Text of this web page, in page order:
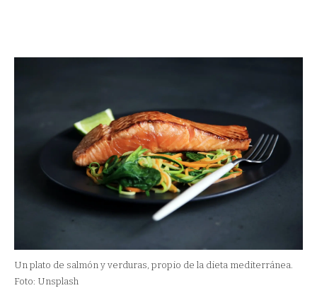
Un plato de salmón y verduras, propio de la dieta mediterránea.
Foto: Unsplash